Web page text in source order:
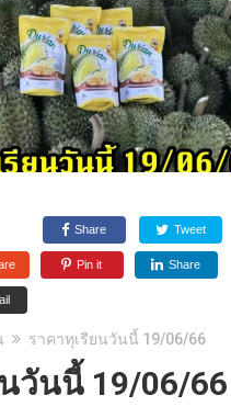
Share Tweet
Pin it Share
ราคาทุเรียนวันนี้ 19/06/66
วันนี้ 19/06/66